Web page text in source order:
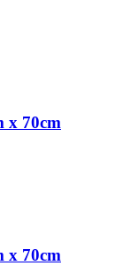
x 70cm
x 70cm